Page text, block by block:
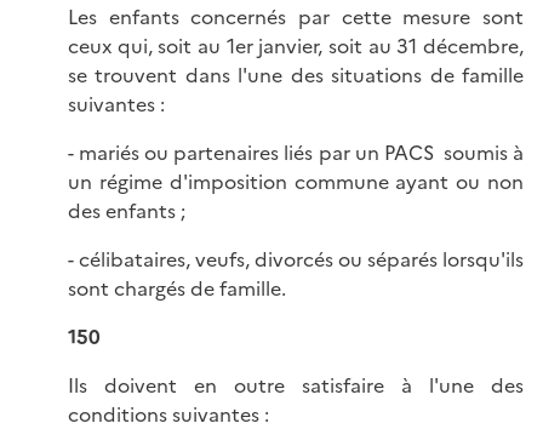
Les enfants concernés par cette mesure sont
ceux qui, soit au 1er janvier, soit au 31 décembre,
se trouvent dans l'une des situations de famille
suivantes :
- mariés ou partenaires liés par un PACS soumis à
un régime d'imposition commune ayant ou non
des enfants ;
- célibataires, veufs, divorcés ou séparés lorsqu'ils
sont chargés de famille.
150
Ils doivent en outre satisfaire à l'une des
conditions suivantes :